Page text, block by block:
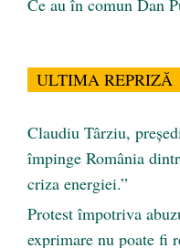
Ce au în comun Dan
ULTIMA REPRIZĂ
Claudiu Târziu,
împinge România
criza energiei.”
Protest împotriva
exprimare nu poate fi